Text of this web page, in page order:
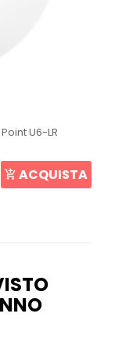
U6-LR
ACQUISTA